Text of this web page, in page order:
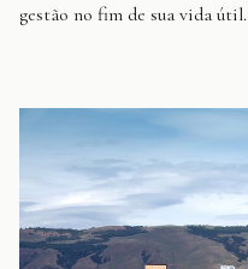
gestão no fim de sua vida útil.